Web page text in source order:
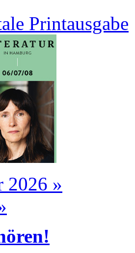
Printausgabe
2026 »